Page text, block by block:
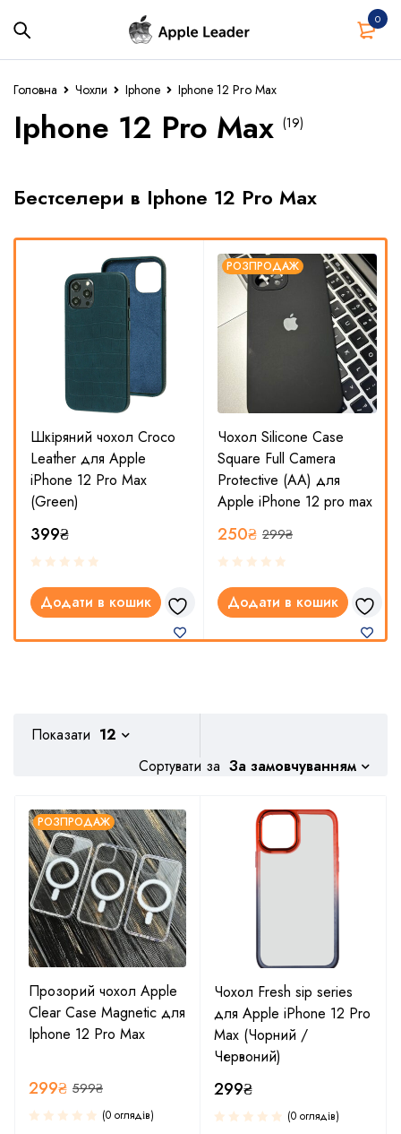
0
Головна Чохли Iphone Iphone 12 Pro Max
Iphone 12 Pro Max (19)
Бестселери в Iphone 12 Pro Max
Шкіряний чохол Croco
Leather для Apple
iPhone 12 Pro Max
(Green)
399₴
Додати в кошик
РОЗПРОДАЖ
Чохол Silicone Case
Square Full Camera
Protective (AA) для
Apple iPhone 12 pro max
299₴
250₴
Додати в кошик
Сортувати за За замовчуванням
Показати 12
РОЗПРОДАЖ
Прозорий чохол Apple
Clear Case Magnetic для
Iphone 12 Pro Max
599₴
299₴
(0 оглядів)
Чохол Fresh sip series
для Apple iPhone 12 Pro
Max (Чорний /
Червоний)
299₴
(0 оглядів)